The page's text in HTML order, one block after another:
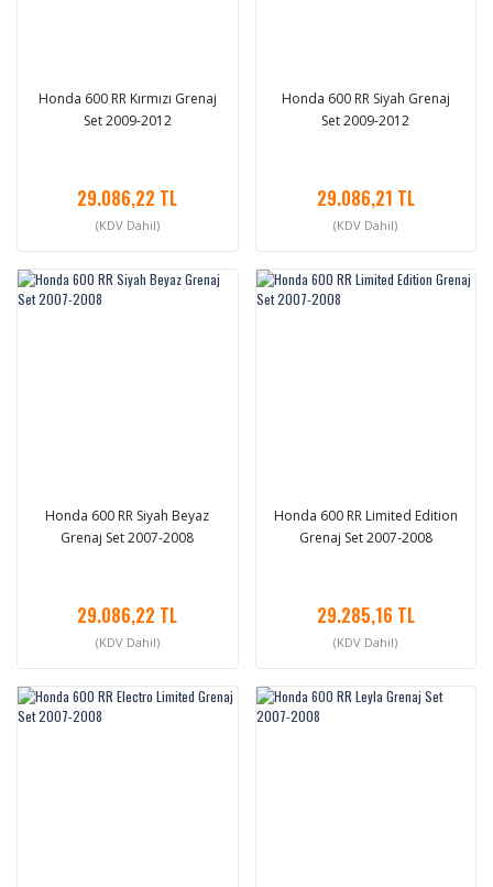
Honda 600 RR Kırmızı Grenaj
Set 2009-2012
29.086,22 TL
(KDV Dahil)
Honda 600 RR Siyah Grenaj
Set 2009-2012
29.086,21 TL
(KDV Dahil)
Honda 600 RR Siyah Beyaz
Grenaj Set 2007-2008
29.086,22 TL
(KDV Dahil)
Honda 600 RR Limited Edition
Grenaj Set 2007-2008
29.285,16 TL
(KDV Dahil)